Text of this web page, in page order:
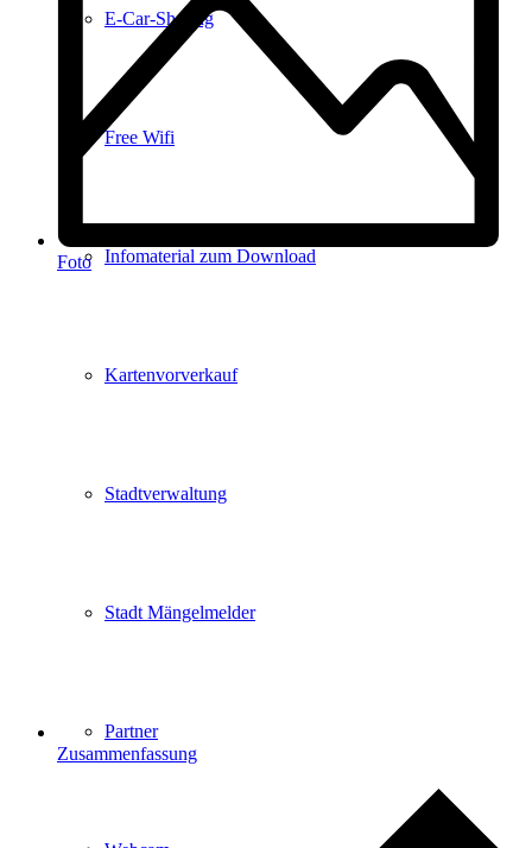
E-Car-Sharing
Free Wifi
Infomaterial zum Download
Kartenvorverkauf
Stadtverwaltung
Stadt Mängelmelder
Partner
Foto
Zusammenfassung